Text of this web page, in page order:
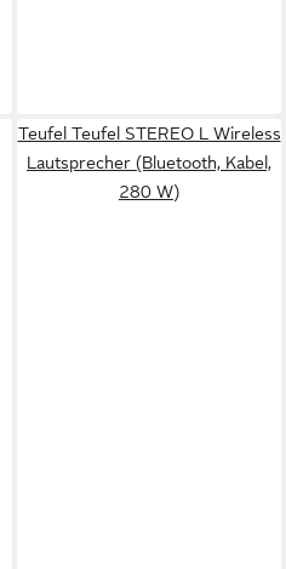
Teufel Teufel STEREO L Wireless
Lautsprecher (Bluetooth, Kabel,
280 W)